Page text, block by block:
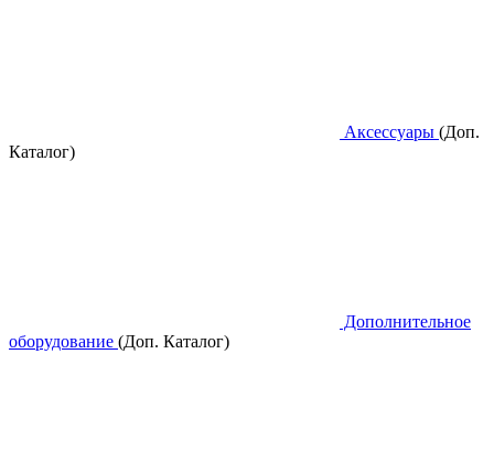
Аксессуары (Доп.
Каталог)
Дополнительное
оборудование (Доп. Каталог)